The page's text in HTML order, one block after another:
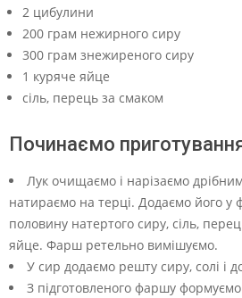
2 цибулини
200 грам нежирного сиру
300 грам знежиреного сиру
1 куряче яйце
сіль, перець за смаком
Починаємо
Лук очищаємо і нарізаємо
натираємо на терці. Додаємо його
половину натертого сиру, сіль,
яйце. Фарш ретельно вимішуємо.
У сир додаємо решту сиру, солі і
З підготовленого фаршу формуємо